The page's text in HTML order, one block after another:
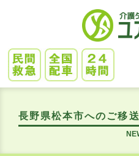
長野県松本市へのご移